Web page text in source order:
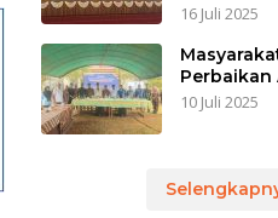
16 Juli 2025
Perbaikan
10 Juli 2025